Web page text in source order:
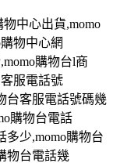
物中心出貨,momo
購物中心網
,momo購物台l商
服電話號
台客服電話號碼幾
購物台電話
多少,momo購物台
物台電話幾